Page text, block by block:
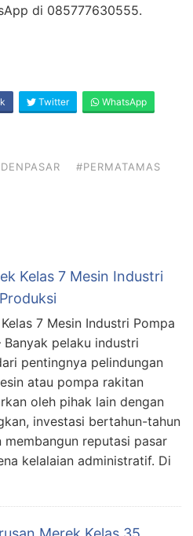
di 085777630555.
Twitter WhatsApp
#PERMATAMAS
Kelas 7 Mesin Industri
7 Mesin Industri Pompa
pelaku industri
pentingnya pelindungan
atau pompa rakitan
oleh pihak lain dengan
investasi bertahun-tahun
reputasi pasar
kelalaian administratif. Di